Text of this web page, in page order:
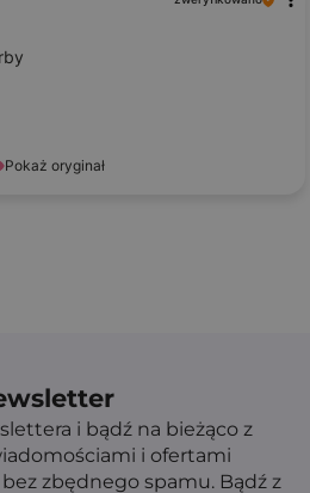
Pokaż oryginał
i bądź na bieżąco z
i ofertami
zbędnego spamu. Bądź z